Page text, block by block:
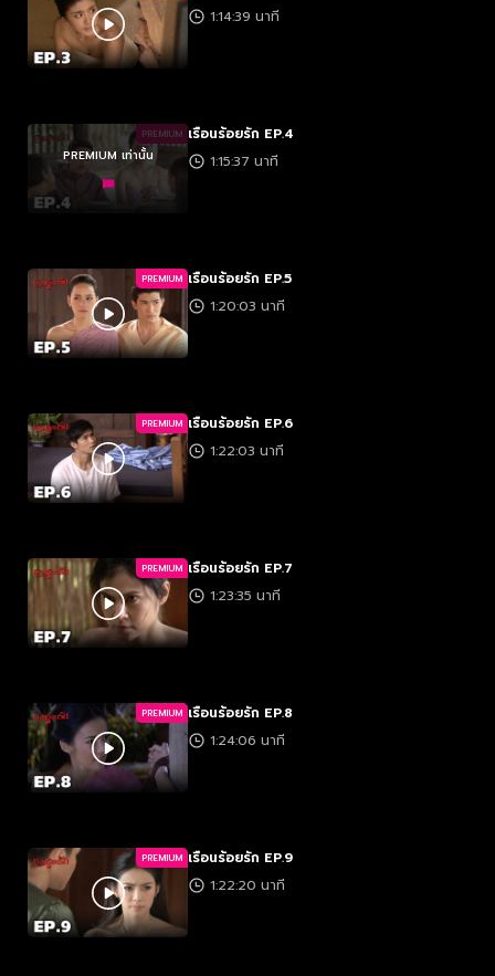
1:14:39 นาที
PREMIUM
PREMIUM เท่านั้น
เรือนร้อยรัก EP.4
1:15:37 นาที
PREMIUM เรือนร้อยรัก EP.5
1:20:03 นาที
PREMIUM เรือนร้อยรัก EP.6
1:22:03 นาที
PREMIUM เรือนร้อยรัก EP.7
1:23:35 นาที
PREMIUM เรือนร้อยรัก EP.8
1:24:06 นาที
PREMIUM เรือนร้อยรัก EP.9
1:22:20 นาที